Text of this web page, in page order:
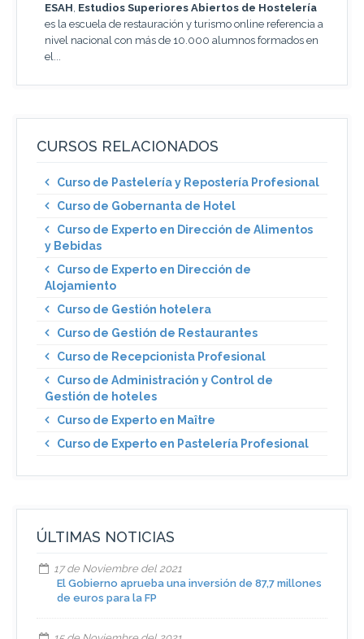
ESAH Estudios Superiores Abiertos de Hostelería
es la escuela de restauración y turismo online referencia a
nivel nacional con más de 10.000 alumnos formados en
el...
CURSOS RELACIONADOS
Curso de Pastelería y Repostería Profesional
Curso de Gobernanta de Hotel
Curso de Experto en Dirección de Alimentos
y Bebidas
Curso de Experto en Dirección de
Alojamiento
Curso de Gestión hotelera
Curso de Gestión de Restaurantes
Curso de Recepcionista Profesional
Curso de Administración y Control de
Gestión de hoteles
Curso de Experto en Maître
Curso de Experto en Pastelería Profesional
ÚLTIMAS NOTICIAS
17 de Noviembre del 2021
El Gobierno aprueba una inversión de 87,7 millones
de euros para la FP